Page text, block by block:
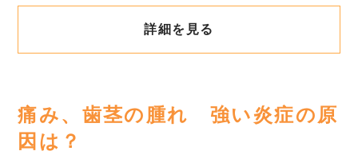
詳細を見る
痛み、歯茎の腫れ 強い炎症の原
因は？